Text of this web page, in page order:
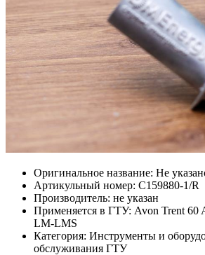
Оригинальное название: Не
Артикульный номер: C159880-1/R
Производитель: не указан
Применяется в ГТУ: Avon Trent 60
LM-LMS
Категория: Инструменты и
обслуживания ГТУ